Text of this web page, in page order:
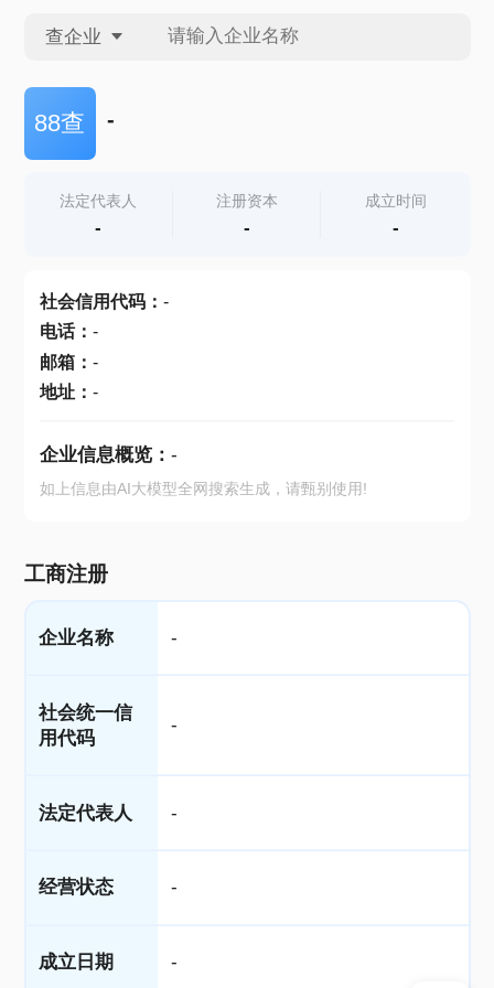
查企业
查企业
查产地
88查 -
法定代表人
-
注册资本
-
成立时间
-
社会信用代码： -
电话： -
邮箱： -
地址： -
企业信息概览： -
如上信息由AI大模型全网搜索生成，请甄别使用!
工商注册
企业名称 -
社会统一信
用代码
-
法定代表人 -
经营状态 -
成立日期 -